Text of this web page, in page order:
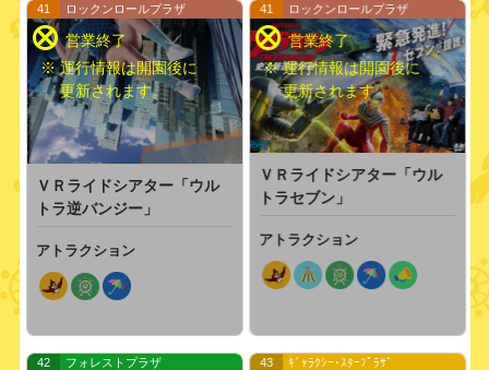
41 ロックンロールプラザ
※ 運行情報は開園後に
更新されます。
ＶＲライドシアター「ウル
トラ逆バンジー」
アトラクション
41 ロックンロールプラザ
※ 運行情報は開園後に
更新されます。
ＶＲライドシアター「ウル
トラセブン」
アトラクション
42 フォレストプラザ 43 ｷﾞｬﾗｸｼｰ･ｽﾀｰﾌﾟﾗｻﾞ